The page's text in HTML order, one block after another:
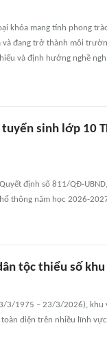
khóa mang tính phong
và đang trở thành môi
và định hướng nghề
sinh lớp 10
định số 811/QĐ-
thông năm học 2026-
tộc thiểu số
3/1975 – 23/3/2026), khu
diện trên nhiều lĩnh